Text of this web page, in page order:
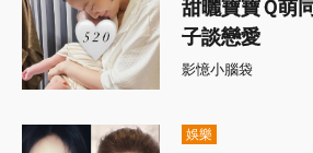
甜曬寶寶Ｑ萌
子談戀愛
影憶小腦袋
娛樂